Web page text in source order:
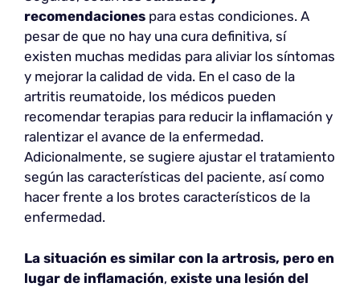
recomendaciones para estas condiciones. A
pesar de que no hay una cura definitiva, sí
existen muchas medidas para aliviar los síntomas
y mejorar la calidad de vida. En el caso de la
artritis reumatoide, los médicos pueden
recomendar terapias para reducir la inflamación y
ralentizar el avance de la enfermedad.
Adicionalmente, se sugiere ajustar el tratamiento
según las características del paciente, así como
hacer frente a los brotes característicos de la
enfermedad.
La situación es similar con la artrosis, pero en
lugar de inflamación, existe una lesión del